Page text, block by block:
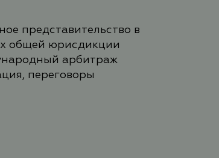
представительство в
общей юрисдикции
арбитраж
переговоры